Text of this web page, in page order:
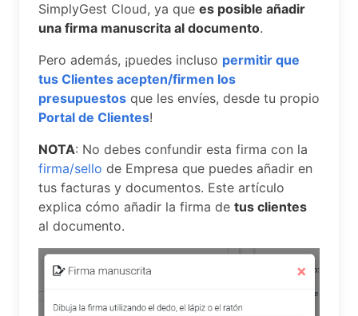
SimplyGest Cloud, ya que es posible añadir
una firma manuscrita al documento.
Pero además, ¡puedes incluso permitir que
tus Clientes acepten/firmen los
presupuestos que les envíes, desde tu propio
Portal de Clientes!
NOTA: No debes confundir esta firma con la
firma/sello de Empresa que puedes añadir en
tus facturas y documentos. Este artículo
explica cómo añadir la firma de tus clientes
al documento.